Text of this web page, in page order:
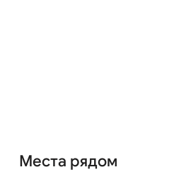
Места рядом